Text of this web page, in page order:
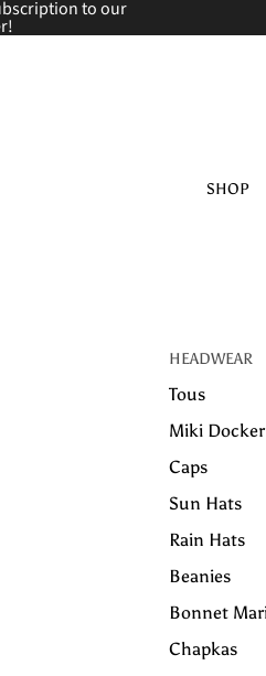
to our
SHOP
HEADWEAR
Tous
Miki Docker
Caps
Sun Hats
Rain Hats
Beanies
Bonnet
Chapkas